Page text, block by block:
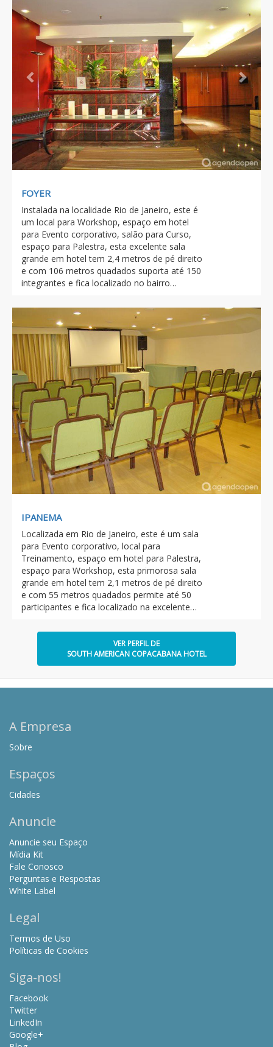
FOYER
Instalada na localidade Rio de Janeiro, este é
um local para Workshop, espaço em hotel
para Evento corporativo, salão para Curso,
espaço para Palestra, esta excelente sala
grande em hotel tem 2,4 metros de pé direito
e com 106 metros quadados suporta até 150
integrantes e fica localizado no bairro…
IPANEMA
Localizada em Rio de Janeiro, este é um sala
para Evento corporativo, local para
Treinamento, espaço em hotel para Palestra,
espaço para Workshop, esta primorosa sala
grande em hotel tem 2,1 metros de pé direito
e com 55 metros quadados permite até 50
participantes e fica localizado na excelente…
VER PERFIL DE
SOUTH AMERICAN COPACABANA HOTEL
A Empresa
Sobre
Espaços
Cidades
Anuncie
Anuncie seu Espaço
Mídia Kit
Fale Conosco
Perguntas e Respostas
White Label
Legal
Termos de Uso
Políticas de Cookies
Siga-nos!
Facebook
Twitter
LinkedIn
Google+